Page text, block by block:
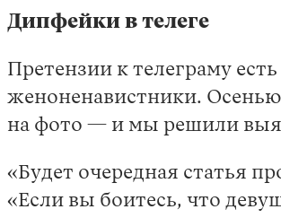
Дипфейки в телеге
Претензии к телеграму
женоненавистники. Осенью
на фото — и мы решили
«Будет очередная статья
«Если вы боитесь, что